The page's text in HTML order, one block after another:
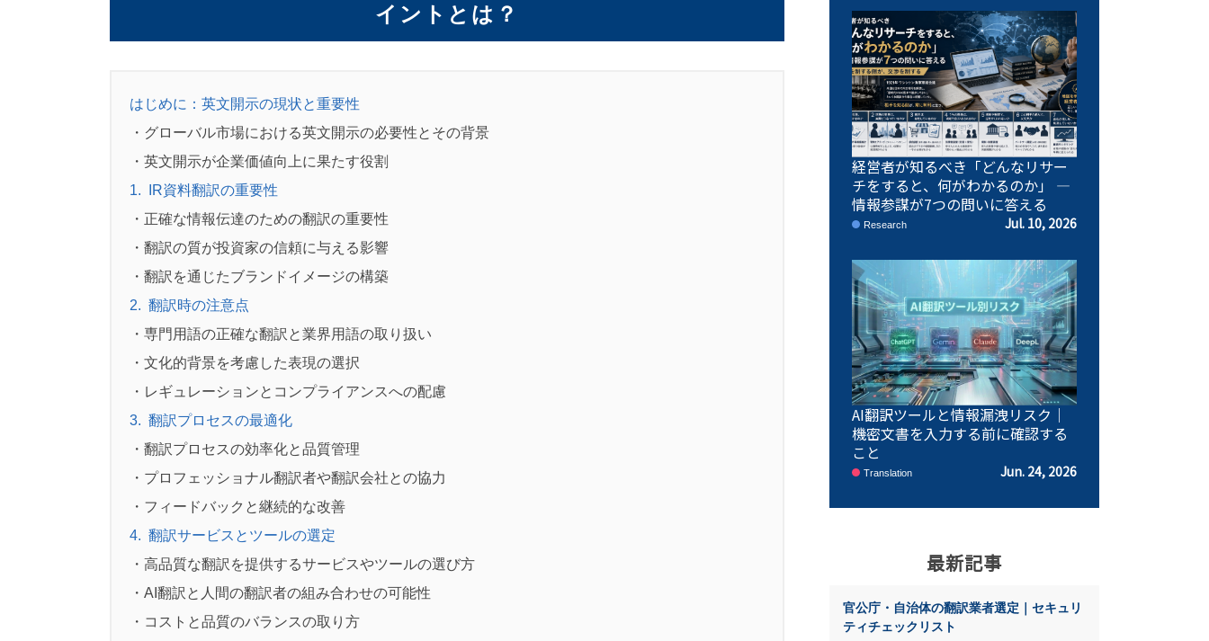
言
2
0
カ
対
応
イントとは？
はじめに：英文開示の現状と重要性
・グローバル市場における英文開示の必要性とその背景
・英文開示が企業価値向上に果たす役割
1. IR資料翻訳の重要性
・正確な情報伝達のための翻訳の重要性
・翻訳の質が投資家の信頼に与える影響
・翻訳を通じたブランドイメージの構築
2. 翻訳時の注意点
・専門用語の正確な翻訳と業界用語の取り扱い
・文化的背景を考慮した表現の選択
・レギュレーションとコンプライアンスへの配慮
3. 翻訳プロセスの最適化
・翻訳プロセスの効率化と品質管理
・プロフェッショナル翻訳者や翻訳会社との協力
・フィードバックと継続的な改善
4. 翻訳サービスとツールの選定
・高品質な翻訳を提供するサービスやツールの選び方
・AI翻訳と人間の翻訳者の組み合わせの可能性
・コストと品質のバランスの取り方
経営者が知るべき「どんなリサー
チをすると、何がわかるのか」 ―
情報参謀が7つの問いに答える
Research Jul. 10, 2026
AI翻訳ツールと情報漏洩リスク｜
機密文書を入力する前に確認する
こと
Translation Jun. 24, 2026
最新記事
官公庁・自治体の翻訳業者選定｜セキュリ
ティチェックリスト